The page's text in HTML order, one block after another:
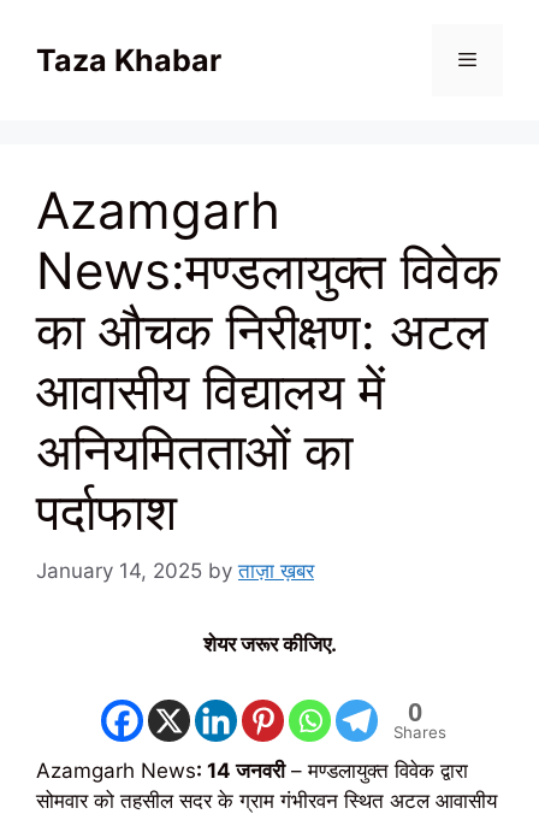
contentTaza Khabar
Azamgarh
News:मण्डलायुक्त विवेक
का औचक निरीक्षण: अटल
आवासीय विद्यालय में
अनियमितताओं का
पर्दाफाश
January 14, 2025 byताज़ा ख़बर
शेयर जरूर कीजिए.
0
Shares
Azamgarh News: 14 जनवरी– मण्डलायुक्त विवेक द्वारा
सोमवार को तहसील सदर के ग्राम गंभीरवन स्थित अटल आवासीय